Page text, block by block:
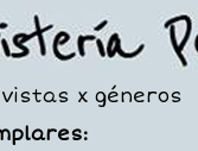
x géneros